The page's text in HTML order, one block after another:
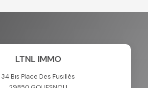
LTNL IMMO
34 Bis Place Des Fusillés